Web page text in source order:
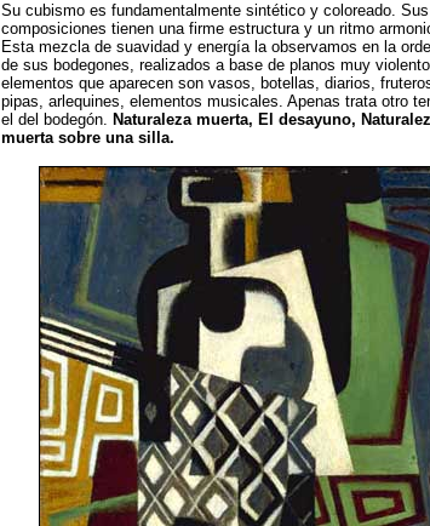
Su cubismo es fundamentalmente sintético y coloreado. Sus
composiciones tienen una firme estructura y un ritmo
Esta mezcla de suavidad y energía la observamos en la
de sus bodegones, realizados a base de planos muy
elementos que aparecen son vasos, botellas, diarios,
pipas, arlequines, elementos musicales. Apenas trata otro
el del bodegón. Naturaleza muerta, El desayuno,
muerta sobre una silla.